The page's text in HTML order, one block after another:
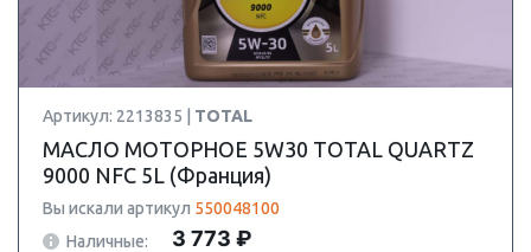
Артикул: 2213835 | TOTAL
МАСЛО МОТОРНОЕ 5W30 TOTAL QUARTZ
9000 NFC 5L (Франция)
Вы искали артикул 550048100
Наличные:
3 773 ₽